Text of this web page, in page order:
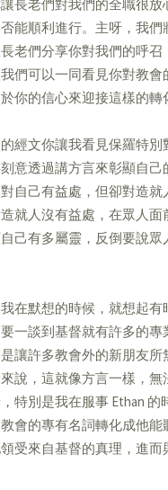
長老們對我們的全職很放
能順利進行。主呀，我們
老們分享你對我們的呼召
們可以一同看見你對教會
你的信心來迎接這樣的轉
經文你讓我看見保羅特別
意透過講方言來彰顯自己
自己有益處，但卻對造就
就人沒有益處，在眾人面
己有多屬靈，反倒要說眾
在默想的時候，就想起有
一談到基督就有許多的專
讓許多教會外的新朋友所
說，這就像方言一樣，無
特別是我在服事 Ethan 的
會的專有名詞轉化成他能
受來自基督的真理，進而